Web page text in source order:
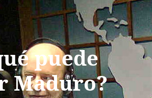
puede
Maduro?